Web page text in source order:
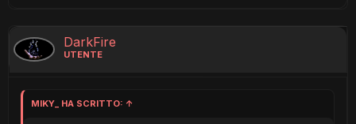
DarkFire
UTENTE
MIKY_ HA SCRITTO: ↑